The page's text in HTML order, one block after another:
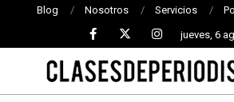
Blog Nosotros Servicios
jueves, 6